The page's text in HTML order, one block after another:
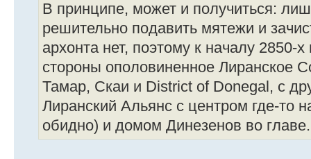
В принципе, может и получиться:
решительно подавить мятежи и
архонта нет, поэтому к началу
стороны ополовиненное Лиранское
Тамар, Скаи и District of Donegal, с
Лиранский Альянс с центром где-то
обидно) и домом Динезенов во главе.